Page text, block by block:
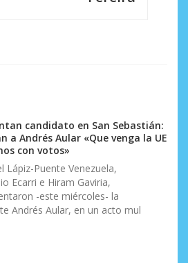
candidato en San Sebastián:
a Andrés Aular «Que venga la UE
con votos»
Lápiz-Puente Venezuela,
Ecarri e Hiram Gaviria,
-este miércoles- la
Andrés Aular, en un acto mul